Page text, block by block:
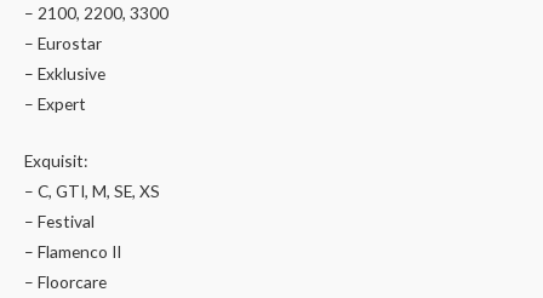
– 2100, 2200, 3300
– Eurostar
– Exklusive
– Expert
Exquisit:
– C, GTI, M, SE, XS
– Festival
– Flamenco II
– Floorcare